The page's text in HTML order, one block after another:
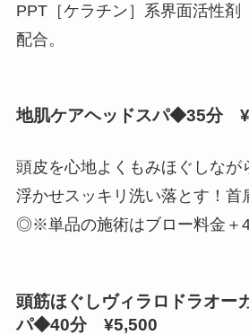
PPT［ケラチン］系界面活性剤
配合。
地肌ケアヘッドスパ◆35分
頭皮を心地よくもみほぐしなが
浮かせスッキリ洗い落とす！首
◎※単品の施術はブロー料金＋
頭筋ほぐしヴィラロドラオー
パ◆40分 ¥5,500